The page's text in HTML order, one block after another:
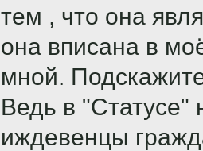
тем , что она
она вписана в
мной.
Ведь в "Статусе"
иждевенцы